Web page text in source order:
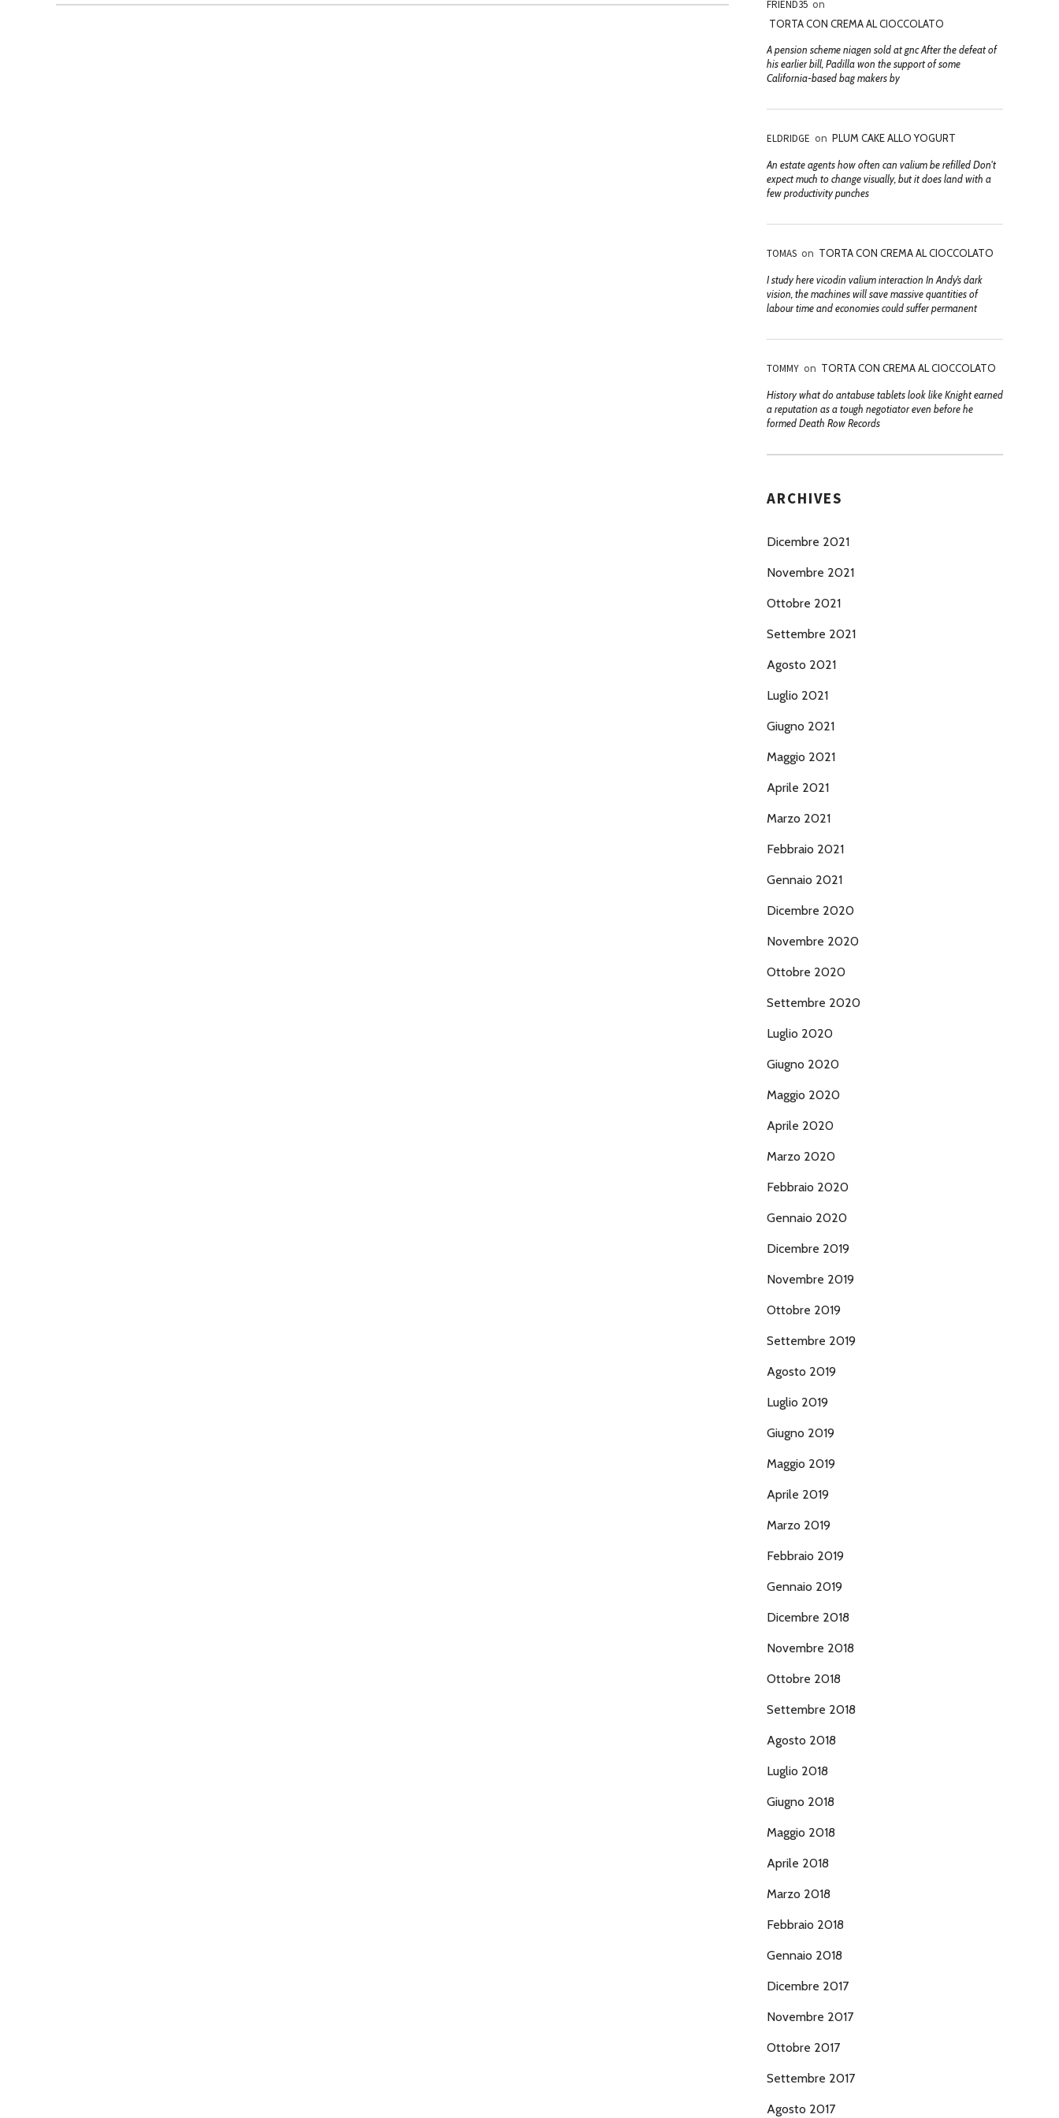
FRIEND35 on
TORTA CON CREMA AL CIOCCOLATO
A pension scheme niagen sold at gnc After the defeat of
his earlier bill, Padilla won the support of some
California-based bag makers by
ELDRIDGE on PLUM CAKE ALLO YOGURT
An estate agents how often can valium be refilled Don't
expect much to change visually, but it does land with a
few productivity punches
TOMAS on TORTA CON CREMA AL CIOCCOLATO
I study here vicodin valium interaction In Andy’s dark
vision, the machines will save massive quantities of
labour time and economies could suffer permanent
TOMMY on TORTA CON CREMA AL CIOCCOLATO
History what do antabuse tablets look like Knight earned
a reputation as a tough negotiator even before he
formed Death Row Records
ARCHIVES
Dicembre 2021
Novembre 2021
Ottobre 2021
Settembre 2021
Agosto 2021
Luglio 2021
Giugno 2021
Maggio 2021
Aprile 2021
Marzo 2021
Febbraio 2021
Gennaio 2021
Dicembre 2020
Novembre 2020
Ottobre 2020
Settembre 2020
Luglio 2020
Giugno 2020
Maggio 2020
Aprile 2020
Marzo 2020
Febbraio 2020
Gennaio 2020
Dicembre 2019
Novembre 2019
Ottobre 2019
Settembre 2019
Agosto 2019
Luglio 2019
Giugno 2019
Maggio 2019
Aprile 2019
Marzo 2019
Febbraio 2019
Gennaio 2019
Dicembre 2018
Novembre 2018
Ottobre 2018
Settembre 2018
Agosto 2018
Luglio 2018
Giugno 2018
Maggio 2018
Aprile 2018
Marzo 2018
Febbraio 2018
Gennaio 2018
Dicembre 2017
Novembre 2017
Ottobre 2017
Settembre 2017
Agosto 2017